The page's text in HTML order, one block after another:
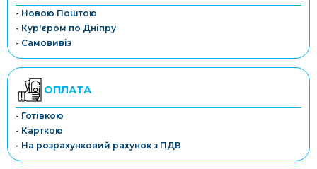
- Новою Поштою
- Кур'єром по Дніпру
- Самовивіз
ОПЛАТА
- Готівкою
- Карткою
- На розрахунковий рахунок з ПДВ